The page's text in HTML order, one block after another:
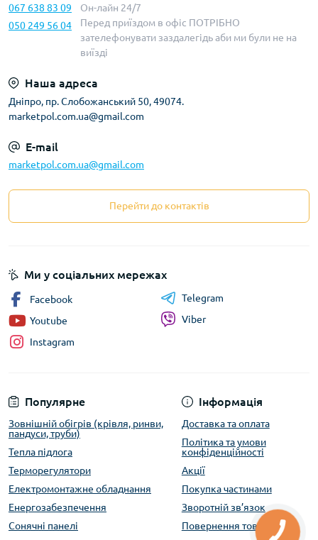
067 638 83 09
050 249 56 04
Он-лайн 24/7
Перед приїздом в офіс ПОТРІБНО
зателефонувати заздалегідь аби ми були не на
виїзді
Наша адреса
Дніпро, пр. Слобожанський 50, 49074.
marketpol.com.ua@gmail.com
E-mail
marketpol.com.ua@gmail.com
Перейти до контактів
Популярне
Зовнішній обігрів (крівля, ринви,
пандуси, труби)
Тепла підлога
Терморегулятори
Електромонтажне обладнання
Енергозабезпечення
Сонячні панелі
Інформація
Доставка та оплата
Політика та умови
конфіденційності
Акції
Покупка частинами
Зворотній зв’язок
Повернення товару
Ми у соціальних мережах
Facebook
Youtube
Instagram
Telegram
Viber